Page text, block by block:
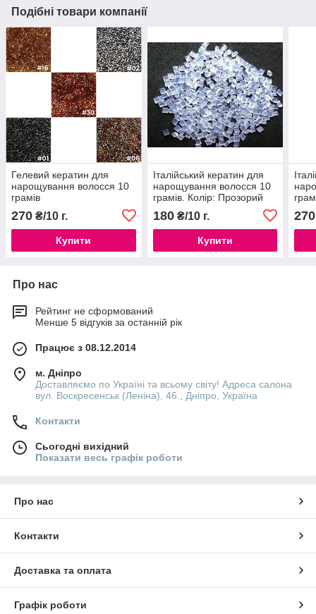
Подібні товари компанії
Гелевий кератин для
нарощування волосся 10
грамів
270 ₴/10 г.
Купити
Італійський кератин для
нарощування волосся 10
грамів. Колір: Прозорий
180₴/10 г.
Купити
270
Про нас
Рейтинг не сформований
Менше 5 відгуків за останній рік
Працює з 08.12.2014
м. Дніпро
Доставляємо по Україні та всьому світу! Адреса салона
вул. Воскресенськ (Леніна), 46., Дніпро, Україна
Контакти
Сьогодні вихідний
Показати весь графік роботи
Про нас
Контакти
Доставка та оплата
Графік роботи